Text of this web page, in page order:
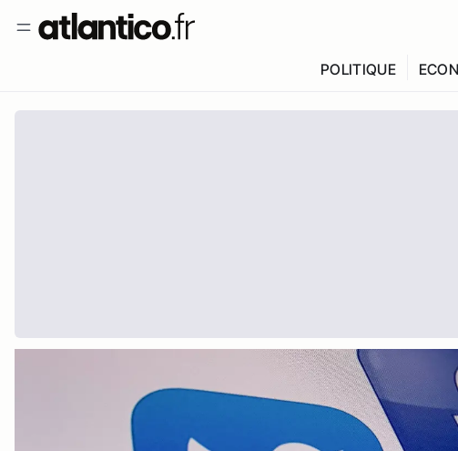
POLITIQUE